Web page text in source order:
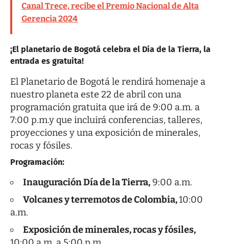
Canal Trece, recibe el Premio Nacional de Alta
Gerencia 2024
¡El planetario de Bogotá celebra el Día de la Tierra, la
entrada es gratuita!
El Planetario de Bogotá le rendirá homenaje a
nuestro planeta este 22 de abril con una
programación gratuita que irá de 9:00 a.m. a
7:00 p.m.y que incluirá conferencias, talleres,
proyecciones y una exposición de minerales,
rocas y fósiles.
Programación:
Inauguración Día de la Tierra,9:00 a.m.
Volcanes y terremotos de Colombia,10:00
a.m.
Exposición de minerales, rocas y fósiles,